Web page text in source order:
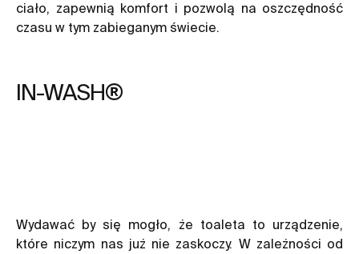
ciało, zapewnią komfort i pozwolą na oszczędność
czasu w tym zabieganym świecie.
IN-WASH®
Wydawać by się mogło, że toaleta to urządzenie,
które niczym nas już nie zaskoczy. W zależności od